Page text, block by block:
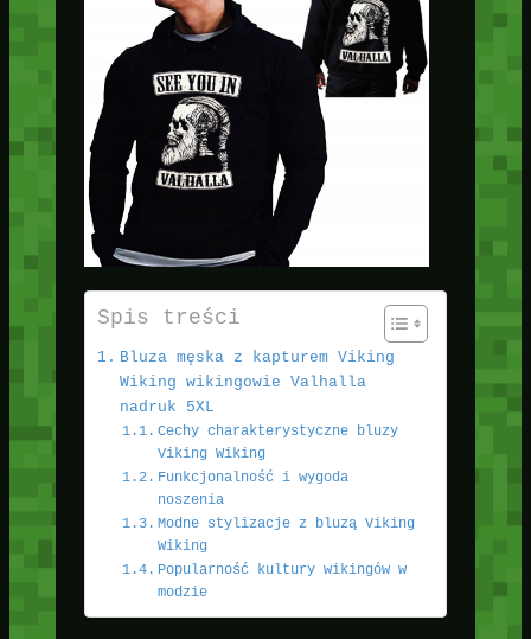
Spis treści
Bluza męska z kapturem Viking
Wiking wikingowie Valhalla
nadruk 5XL
Cechy charakterystyczne bluzy
Viking Wiking
Funkcjonalność i wygoda
noszenia
Modne stylizacje z bluzą Viking
Wiking
Popularność kultury wikingów w
modzie